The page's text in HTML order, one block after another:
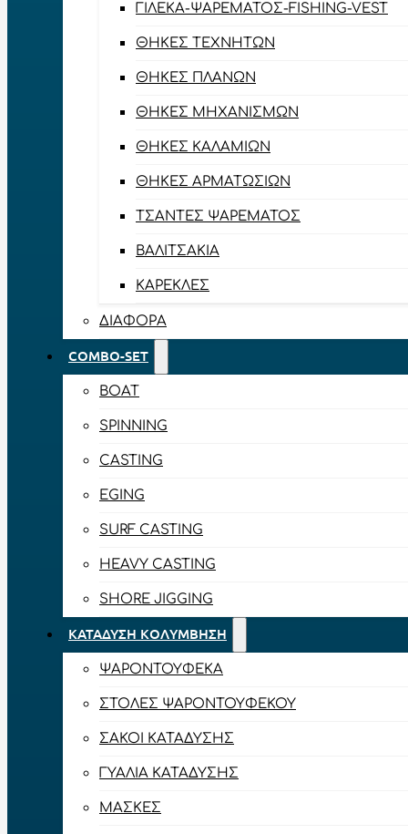
ΓΙΛΈΚΑ-ΨΑΡΈΜΑΤΟΣ-FISHING-VEST
ΘΉΚΕΣ ΤΕΧΝΗΤΏΝ
ΘΉΚΕΣ ΠΛΆΝΩΝ
ΘΉΚΕΣ ΜΗΧΑΝΙΣΜΏΝ
ΘΉΚΕΣ ΚΑΛΑΜΙΏΝ
ΘΉΚΕΣ ΑΡΜΑΤΩΣΙΏΝ
ΤΣΆΝΤΕΣ ΨΑΡΈΜΑΤΟΣ
ΒΑΛΙΤΣΆΚΙΑ
ΚΑΡΈΚΛΕΣ
ΔΙΆΦΟΡΑ
COMBO-SET
BOAT
SPINNING
CASTING
EGING
SURF CASTING
HEAVY CASTING
SHORE JIGGING
ΚΑΤΆΔΥΣΗ ΚΟΛΎΜΒΗΣΗ
ΨΑΡΟΝΤΟΎΦΕΚΑ
ΣΤΟΛΈΣ ΨΑΡΟΝΤΟΎΦΕΚΟΥ
ΣΆΚΟΙ ΚΑΤΆΔΥΣΗΣ
ΓΥΑΛΙΆ ΚΑΤΆΔΥΣΗΣ
ΜΆΣΚΕΣ